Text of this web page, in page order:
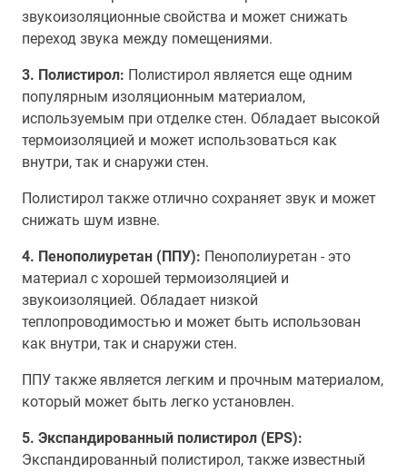
звукоизоляционные свойства и может снижать
переход звука между помещениями.
3. Полистирол: Полистирол является еще одним
популярным изоляционным материалом,
используемым при отделке стен. Обладает высокой
термоизоляцией и может использоваться как
внутри, так и снаружи стен.
Полистирол также отлично сохраняет звук и может
снижать шум извне.
4. Пенополиуретан (ППУ): Пенополиуретан - это
материал с хорошей термоизоляцией и
звукоизоляцией. Обладает низкой
теплопроводимостью и может быть использован
как внутри, так и снаружи стен.
ППУ также является легким и прочным материалом,
который может быть легко установлен.
5. Экспандированный полистирол (EPS):
Экспандированный полистирол, также известный